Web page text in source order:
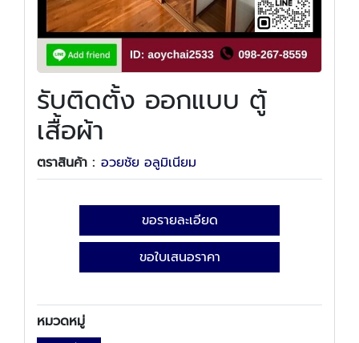
รับติดตั้ง ออกแบบ ตู้
เสื้อผ้า
ตราสินค้า : อวยชัย อลูมิเนียม
ขอรายละเอียด
ขอใบเสนอราคา
หมวดหมู่